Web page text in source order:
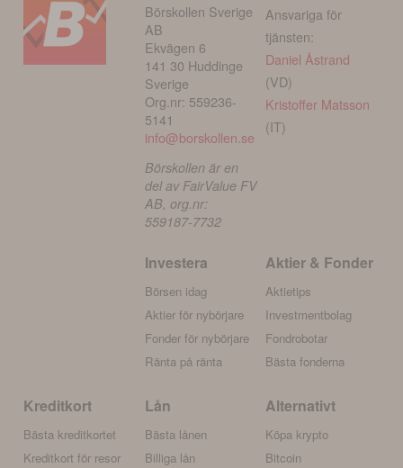
Börskollen Sverige
AB
Ekvägen 6
141 30 Huddinge
Sverige
Org.nr: 559236-
5141
info@borskollen.se
Börskollen är en
del av FairValue FV
AB, org.nr:
559187-7732
Ansvariga för
tjänsten:
Daniel Åstrand
(VD)
Kristoffer Matsson
(IT)
Investera
Börsen idag
Aktier för nybörjare
Fonder för nybörjare
Ränta på ränta
Aktier & Fonder
Aktietips
Investmentbolag
Fondrobotar
Bästa fonderna
Kreditkort
Bästa kreditkortet
Kreditkort för resor
Lån
Bästa lånen
Billiga lån
Alternativt
Köpa krypto
Bitcoin